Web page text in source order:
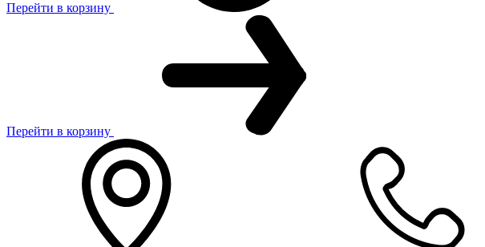
Перейти в корзину
Перейти в корзину